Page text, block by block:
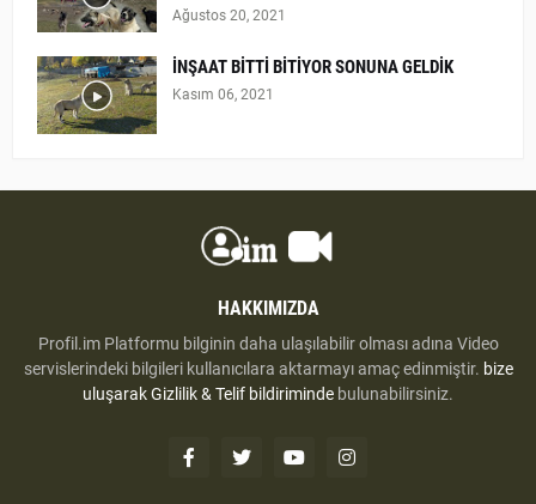
Ağustos 20, 2021
İNŞAAT BİTTİ BİTİYOR SONUNA GELDİK
Kasım 06, 2021
HAKKIMIZDA
Profil.im Platformu bilginin daha ulaşılabilir olması adına Video
servislerindeki bilgileri kullanıcılara aktarmayı amaç edinmiştir. bize
uluşarakGizlilik & Telif bildiriminde bulunabilirsiniz.